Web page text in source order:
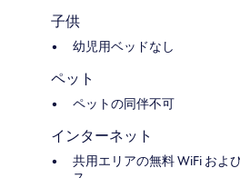
子供
幼児用ベッドなし
ペット
ペットの同伴不可
インターネット
共用エリアの無料 WiFi およ